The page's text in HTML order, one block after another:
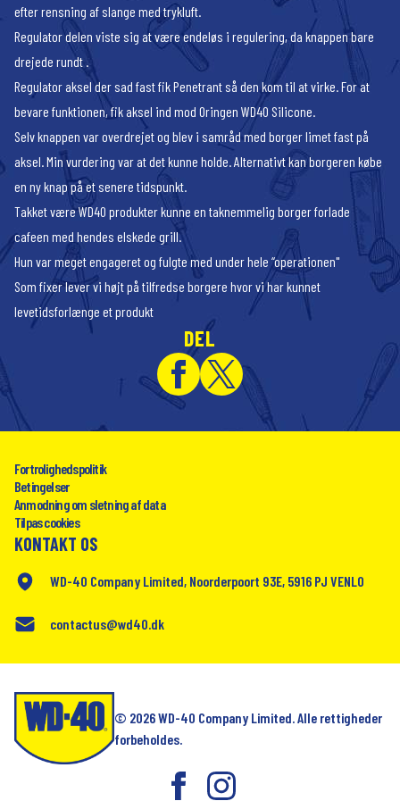
efter rensning af slange med trykluft.
Regulator delen viste sig at være endeløs i regulering, da knappen bare
drejede rundt .
Regulator aksel der sad fast fik Penetrant så den kom til at virke. For at
bevare funktionen, fik aksel ind mod Oringen WD40 Silicone.
Selv knappen var overdrejet og blev i samråd med borger limet fast på
aksel. Min vurdering var at det kunne holde. Alternativt kan borgeren købe
en ny knap på et senere tidspunkt.
Takket være WD40 produkter kunne en taknemmelig borger forlade
cafeen med hendes elskede grill.
Hun var meget engageret og fulgte med under hele “operationen"
Som fixer lever vi højt på tilfredse borgere hvor vi har kunnet
levetidsforlænge et produkt
DEL
Fortrolighedspolitik
Betingelser
Anmodning om sletning af data
Tilpas cookies
KONTAKT OS
WD-40 Company Limited, Noorderpoort 93E, 5916 PJ VENLO
contactus@wd40.dk
© 2026 WD-40 Company Limited. Alle rettigheder
forbeholdes.